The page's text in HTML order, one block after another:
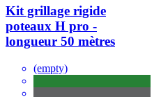
Kit grillage rigide
poteaux H pro -
longueur 50 mètres
(empty)